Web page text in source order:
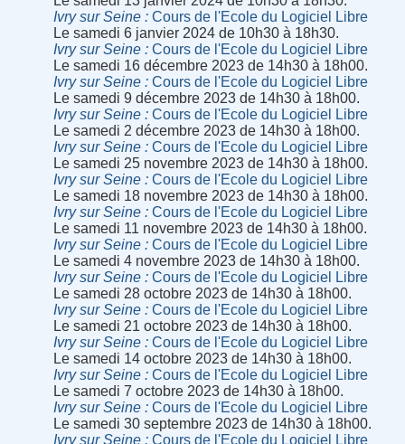
Ivry sur Seine
Cours de l'Ecole du Logiciel Libre
Le samedi 6 janvier 2024 de 10h30 à 18h30.
Ivry sur Seine
Cours de l'Ecole du Logiciel Libre
Le samedi 16 décembre 2023 de 14h30 à 18h00.
Ivry sur Seine
Cours de l'Ecole du Logiciel Libre
Le samedi 9 décembre 2023 de 14h30 à 18h00.
Ivry sur Seine
Cours de l'Ecole du Logiciel Libre
Le samedi 2 décembre 2023 de 14h30 à 18h00.
Ivry sur Seine
Cours de l'Ecole du Logiciel Libre
Le samedi 25 novembre 2023 de 14h30 à 18h00.
Ivry sur Seine
Cours de l'Ecole du Logiciel Libre
Le samedi 18 novembre 2023 de 14h30 à 18h00.
Ivry sur Seine
Cours de l'Ecole du Logiciel Libre
Le samedi 11 novembre 2023 de 14h30 à 18h00.
Ivry sur Seine
Cours de l'Ecole du Logiciel Libre
Le samedi 4 novembre 2023 de 14h30 à 18h00.
Ivry sur Seine
Cours de l'Ecole du Logiciel Libre
Le samedi 28 octobre 2023 de 14h30 à 18h00.
Ivry sur Seine
Cours de l'Ecole du Logiciel Libre
Le samedi 21 octobre 2023 de 14h30 à 18h00.
Ivry sur Seine
Cours de l'Ecole du Logiciel Libre
Le samedi 14 octobre 2023 de 14h30 à 18h00.
Ivry sur Seine
Cours de l'Ecole du Logiciel Libre
Le samedi 7 octobre 2023 de 14h30 à 18h00.
Ivry sur Seine
Cours de l'Ecole du Logiciel Libre
Le samedi 30 septembre 2023 de 14h30 à 18h00.
Ivry sur Seine
Cours de l'Ecole du Logiciel Libre